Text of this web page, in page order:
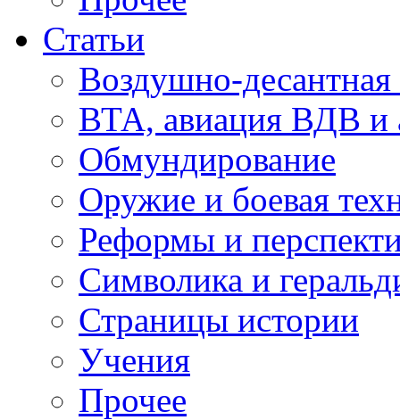
Статьи
Воздушно-десантная
ВТА, авиация ВДВ и
Обмундирование
Оружие и боевая
Реформы и
Символика и
Страницы истории
Учения
Прочее